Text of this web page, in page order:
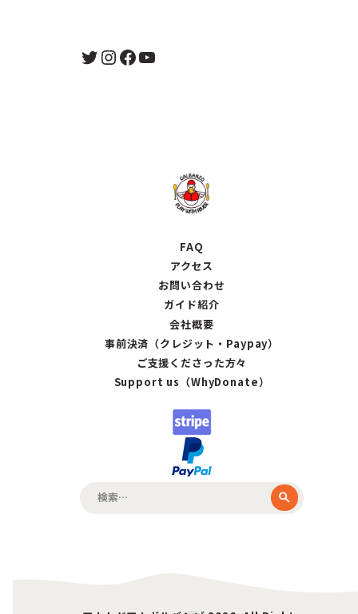
Twitter
Instagram
Facebook
YouTube
FAQ
アクセス
お問い合わせ
ガイド紹介
会社概要
事前決済（クレジット・Paypay）
ご支援くださった方々
Support us（WhyDonate）